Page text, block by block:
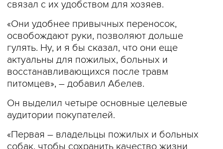
связал с их удобством для хозяев.
«Они удобнее привычных переносок,
освобождают руки, позволяют дольше
гулять. Ну, и я бы сказал, что они еще
актуальны для пожилых, больных и
восстанавливающихся после травм
питомцев», – добавил Абелев.
Он выделил четыре основные целевые
аудитории покупателей.
«Первая – владельцы пожилых и больных